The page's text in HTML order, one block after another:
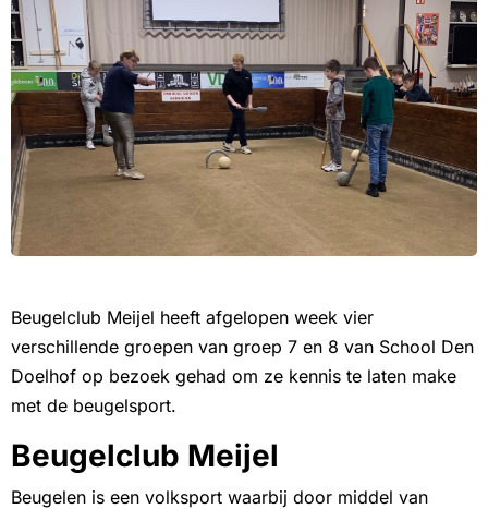
Beugelclub Meijel heeft afgelopen week vier
verschillende groepen van groep 7 en 8 van School Den
Doelhof op bezoek gehad om ze kennis te laten make
met de beugelsport.
Beugelclub Meijel
Beugelen is een volksport waarbij door middel van